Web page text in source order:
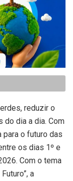
reduzir o
dia a dia. Com
o futuro das
os dias 1º e
Com o tema
a